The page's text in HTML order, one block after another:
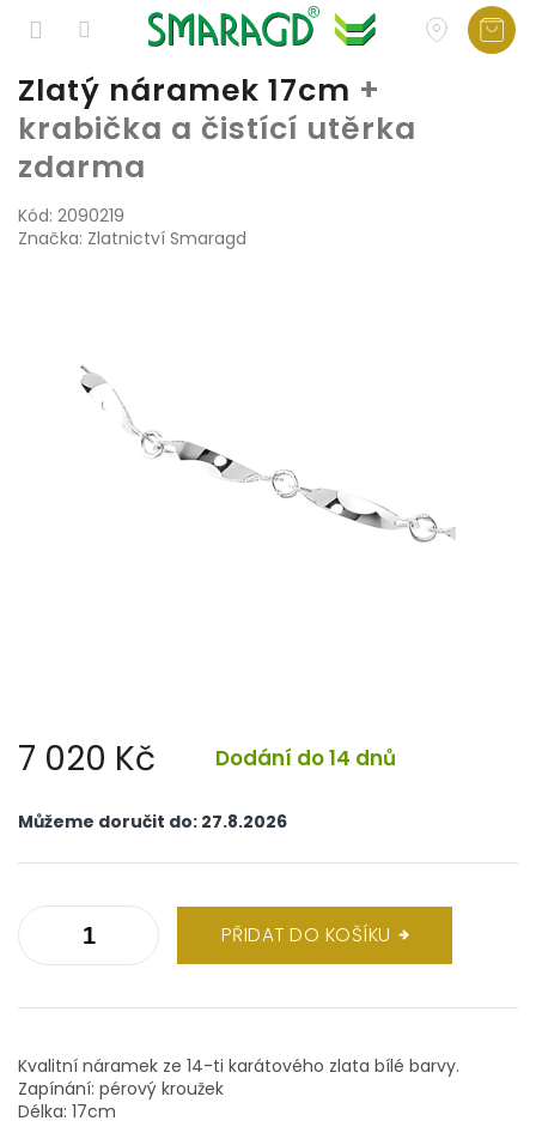
Přejít
na
obsah
Zlatý náramek 17cm +
krabička a čistící utěrka
zdarma
Kód: 2090219
Značka: Zlatnictví Smaragd
7 020 Kč Dodání do 14 dnů
cena:
Můžeme doručit do: 27.8.2026
PŘIDAT DO KOŠÍKU
Kvalitní náramek ze 14-ti karátového zlata bílé barvy.
Zapínání: pérový kroužek
Délka: 17cm